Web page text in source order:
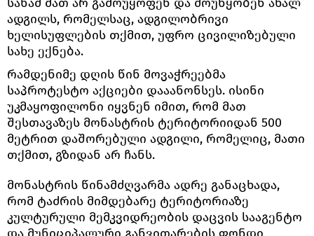
ადგილს, რომელსაც, ადგილობრივი
ხელისუფლების თქმით, უფრო ცივილიზებული
სახე ექნება.
რამდენიმე დღის წინ მოვაჭრეებმა
საპროტესტო აქციები დააანონსეს. ისინი
უკმაყოფილონი იყვნენ იმით, რომ მათ
შესთავაზეს მონასტრის ტერიტორიიდან 500
მეტრით დაშორებული ადგილი, რომელიც, მათი
თქმით, გზიდან არ ჩანს.
მონასტრის წინამძღვარმა ადრე განაცხადა,
რომ ტაძრის მიმდებარე ტერიტორიაზე
კულტურული მემკვიდრეობის დაცვის სააგენტო